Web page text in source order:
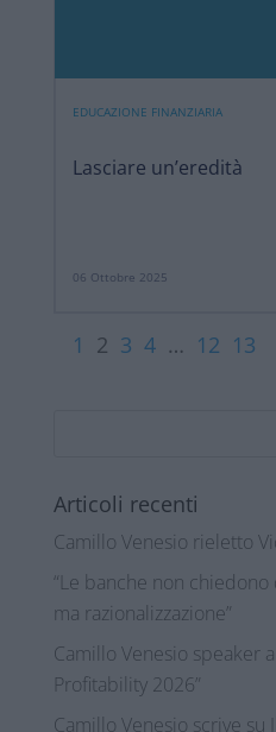
EDUCAZIONE FINANZIARIA
Lasciare un’eredità
06 Ottobre 2025
1 2 3 4 … 12 13
Articoli recenti
Camillo Venesio rieletto
“Le banche non
ma razionalizzazione”
Camillo Venesio speaker
Profitability 2026”
Camillo Venesio scrive su